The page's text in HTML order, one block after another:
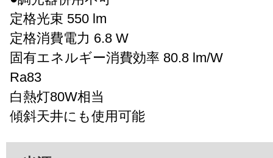
定格光束 550 lm
定格消費電力 6.8 W
固有エネルギー消費効率 80.8 lm/W
Ra83
白熱灯80W相当
傾斜天井にも使用可能